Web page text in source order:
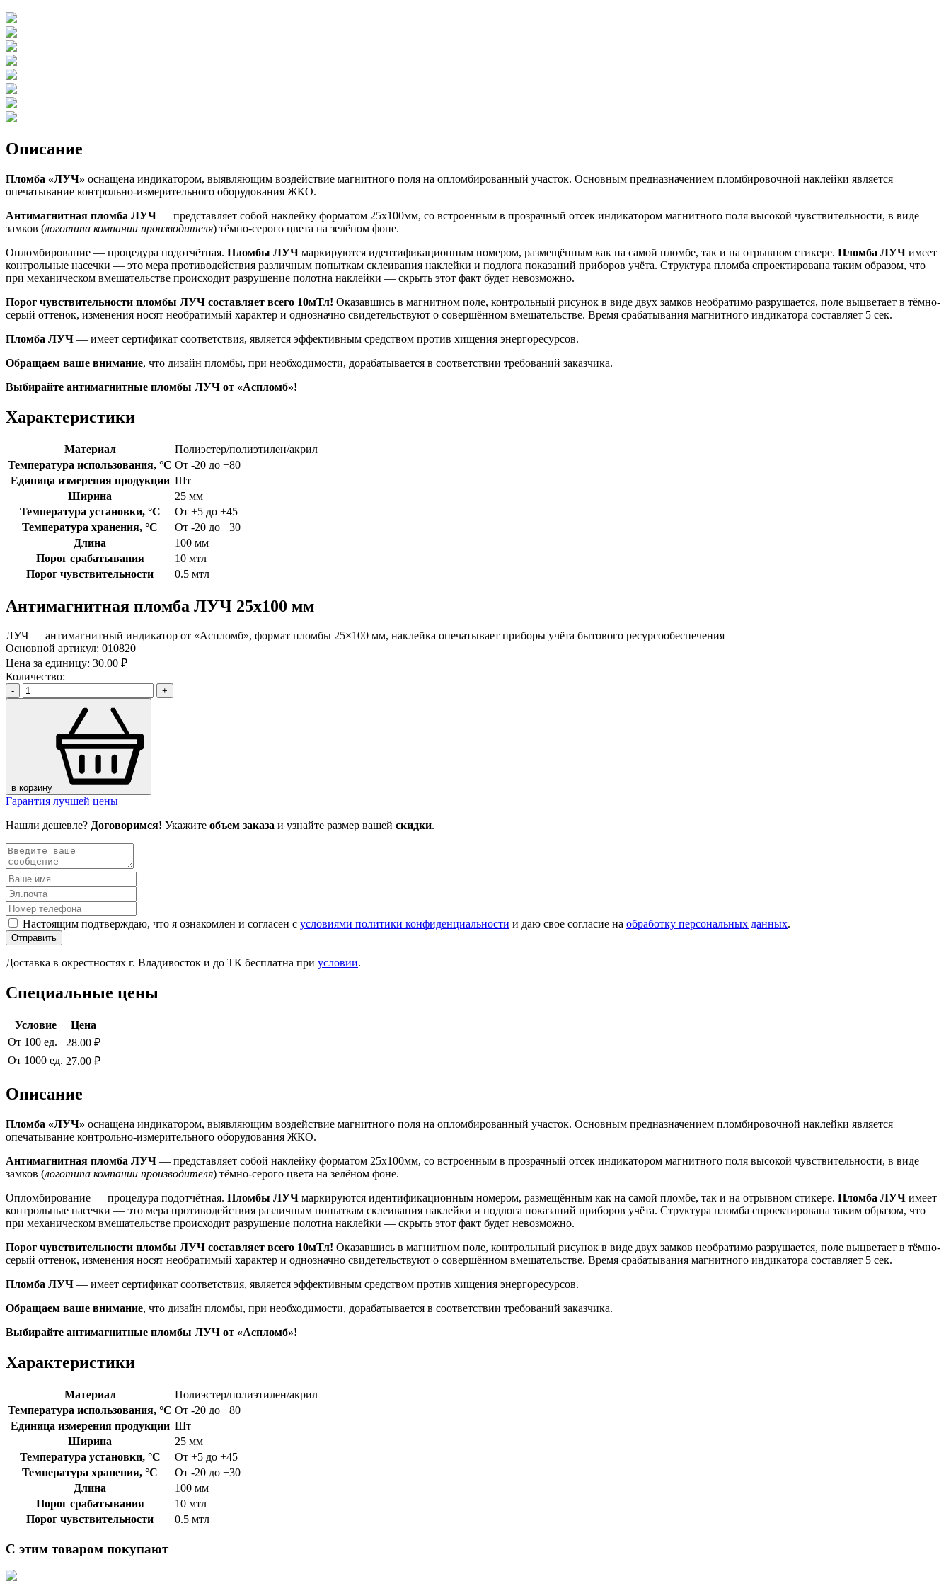
Описание
Пломба «ЛУЧ» оснащена индикатором, выявляющим воздействие магнитного поля на опломбированный участок. Основным предназначением пломбировочной наклейки является
опечатывание контрольно-измерительного оборудования ЖКО.
Антимагнитная пломба ЛУЧ — представляет собой наклейку форматом 25х100мм, со встроенным в прозрачный отсек индикатором магнитного поля высокой чувствительности, в виде
замков (логотипа компании производителя) тёмно-серого цвета на зелёном фоне.
Опломбирование — процедура подотчётная. Пломбы ЛУЧ маркируются идентификационным номером, размещённым как на самой пломбе, так и на отрывном стикере. Пломба ЛУЧ имеет
контрольные насечки — это мера противодействия различным попыткам склеивания наклейки и подлога показаний приборов учёта. Структура пломба спроектирована таким образом, что
при механическом вмешательстве происходит разрушение полотна наклейки — скрыть этот факт будет невозможно.
Порог чувствительности пломбы ЛУЧ составляет всего 10мТл! Оказавшись в магнитном поле, контрольный рисунок в виде двух замков необратимо разрушается, поле выцветает в тёмно-
серый оттенок, изменения носят необратимый характер и однозначно свидетельствуют о совершённом вмешательстве. Время срабатывания магнитного индикатора составляет 5 сек.
Пломба ЛУЧ — имеет сертификат соответствия, является эффективным средством против хищения энергоресурсов.
Обращаем ваше внимание, что дизайн пломбы, при необходимости, дорабатывается в соответствии требований заказчика.
Выбирайте антимагнитные пломбы ЛУЧ от «Аспломб»!
Характеристики
Материал
Полиэстер/полиэтилен/акрил
Температура использования, °C От -20 до +80
Единица измерения продукции Шт
Ширина
25 мм
Температура установки, °C
От +5 до +45
Температура хранения, °C
От -20 до +30
Длина
100 мм
Порог срабатывания
10 мтл
Порог чувствительности
0.5 мтл
Антимагнитная пломба ЛУЧ 25х100 мм
ЛУЧ — антимагнитный индикатор от «Аспломб», формат пломбы 25×100 мм, наклейка опечатывает приборы учёта бытового ресурсообеспечения
Основной артикул: 010820
Цена за единицу: 30.00 ₽
Количество:
- +
в корзину
Гарантия лучшей цены
Нашли дешевле? Договоримся! Укажите объем заказа и узнайте размер вашей скидки.
Настоящим подтверждаю, что я ознакомлен и согласен с условиями политики конфиденциальности и даю свое согласие на обработку персональных данных.
Отправить
Доставка в окрестностях г. Владивосток и до ТК бесплатна при условии.
Специальные цены
Условие
Цена
От 100 ед.
28.00 ₽
От 1000 ед. 27.00 ₽
Описание
Пломба «ЛУЧ» оснащена индикатором, выявляющим воздействие магнитного поля на опломбированный участок. Основным предназначением пломбировочной наклейки является
опечатывание контрольно-измерительного оборудования ЖКО.
Антимагнитная пломба ЛУЧ — представляет собой наклейку форматом 25х100мм, со встроенным в прозрачный отсек индикатором магнитного поля высокой чувствительности, в виде
замков (логотипа компании производителя) тёмно-серого цвета на зелёном фоне.
Опломбирование — процедура подотчётная. Пломбы ЛУЧ маркируются идентификационным номером, размещённым как на самой пломбе, так и на отрывном стикере. Пломба ЛУЧ имеет
контрольные насечки — это мера противодействия различным попыткам склеивания наклейки и подлога показаний приборов учёта. Структура пломба спроектирована таким образом, что
при механическом вмешательстве происходит разрушение полотна наклейки — скрыть этот факт будет невозможно.
Порог чувствительности пломбы ЛУЧ составляет всего 10мТл! Оказавшись в магнитном поле, контрольный рисунок в виде двух замков необратимо разрушается, поле выцветает в тёмно-
серый оттенок, изменения носят необратимый характер и однозначно свидетельствуют о совершённом вмешательстве. Время срабатывания магнитного индикатора составляет 5 сек.
Пломба ЛУЧ — имеет сертификат соответствия, является эффективным средством против хищения энергоресурсов.
Обращаем ваше внимание, что дизайн пломбы, при необходимости, дорабатывается в соответствии требований заказчика.
Выбирайте антимагнитные пломбы ЛУЧ от «Аспломб»!
Характеристики
Материал
Полиэстер/полиэтилен/акрил
Температура использования, °C От -20 до +80
Единица измерения продукции Шт
Ширина
25 мм
Температура установки, °C
От +5 до +45
Температура хранения, °C
От -20 до +30
Длина
100 мм
Порог срабатывания
10 мтл
Порог чувствительности
0.5 мтл
С этим товаром покупают